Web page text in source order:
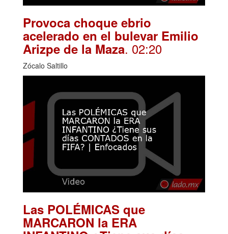
Provoca choque ebrio
acelerado en el bulevar Emilio
Arizpe de la Maza. 02:20
Zócalo Saltillo
Las POLÉMICAS que
MARCARON la ERA